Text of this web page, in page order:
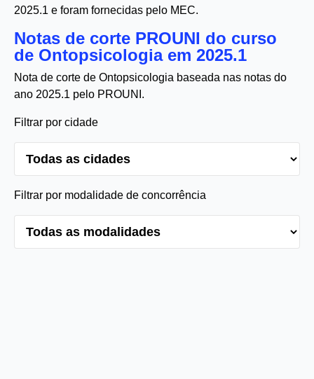
2025.1 e foram fornecidas pelo MEC.
Notas de corte PROUNI do curso
de Ontopsicologia em 2025.1
Nota de corte de Ontopsicologia baseada nas notas do
ano 2025.1 pelo PROUNI.
Filtrar por cidade
Filtrar por modalidade de concorrência